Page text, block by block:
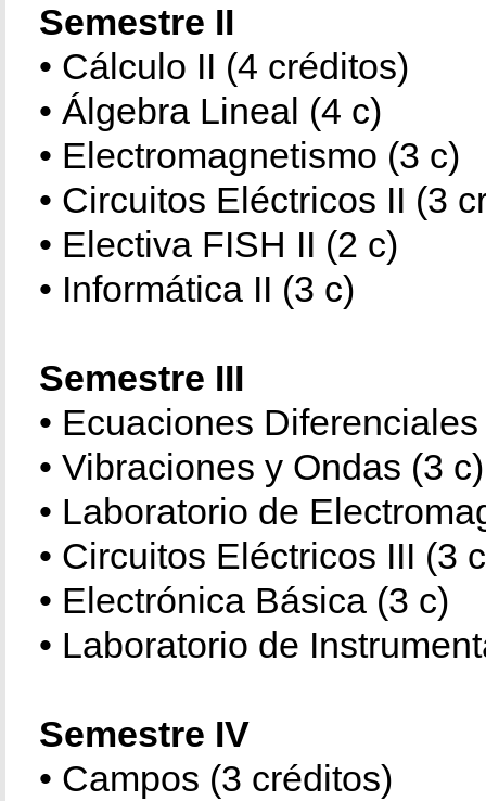
Semestre II
• Cálculo II (4 créditos)
• Álgebra Lineal (4 c)
• Electromagnetismo (3 c)
• Circuitos Eléctricos II (3
• Electiva FISH II (2 c)
• Informática II (3 c)
Semestre III
• Ecuaciones
• Vibraciones y Ondas (3 c)
• Laboratorio de
• Circuitos Eléctricos III (3
• Electrónica Básica (3 c)
• Laboratorio de
Semestre IV
• Campos (3 créditos)